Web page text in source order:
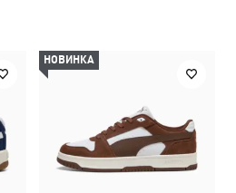
НОВИНКА